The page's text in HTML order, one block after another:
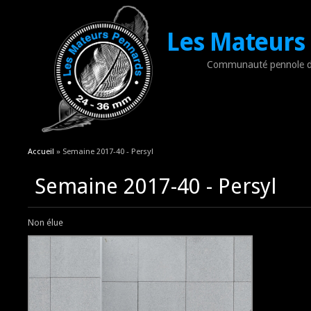
Les
Communauté pennole
Vous êtes ici
Accueil » Semaine 2017-40 - Persyl
Semaine 2017-40 - Persyl
Non élue